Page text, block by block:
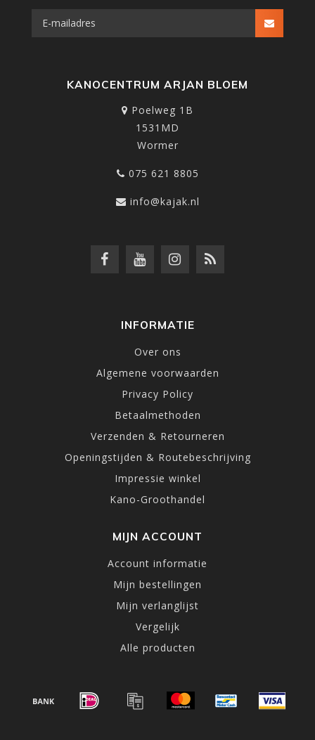
KANOCENTRUM ARJAN BLOEM
Poelweg 1B
1531MD
Wormer
075 621 8805
info@kajak.nl
INFORMATIE
Over ons
Algemene voorwaarden
Privacy Policy
Betaalmethoden
Verzenden & Retourneren
Openingstijden & Routebeschrijving
Impressie winkel
Kano-Groothandel
MIJN ACCOUNT
Account informatie
Mijn bestellingen
Mijn verlanglijst
Vergelijk
Alle producten